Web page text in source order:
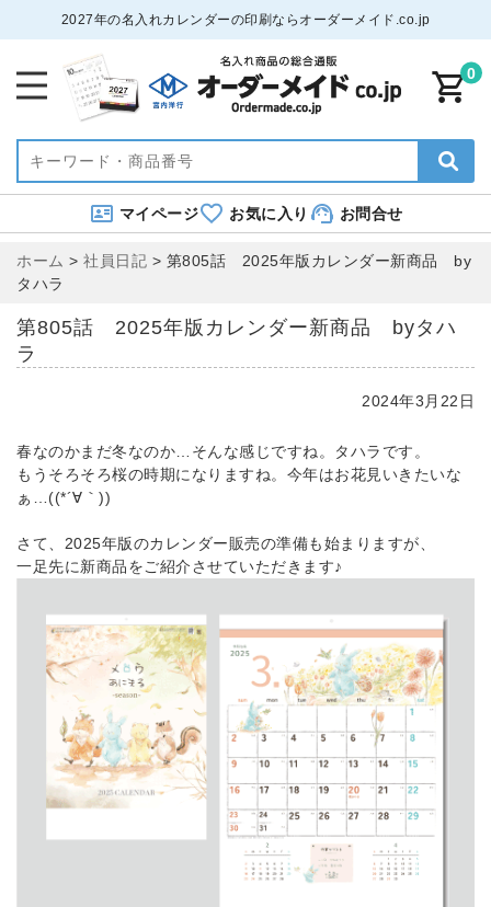
2027年の名入れカレンダーの印刷ならオーダーメイド.co.jp
0
マイページ お気に入り お問合せ
ホーム > 社員日記 > 第805話 2025年版カレンダー新商品 by
タハラ
第805話 2025年版カレンダー新商品 byタハ
ラ
2024年3月22日
春なのかまだ冬なのか…そんな感じですね。タハラです。
もうそろそろ桜の時期になりますね。今年はお花見いきたいな
ぁ…((*´∀｀))
さて、2025年版のカレンダー販売の準備も始まりますが、
一足先に新商品をご紹介させていただきます♪